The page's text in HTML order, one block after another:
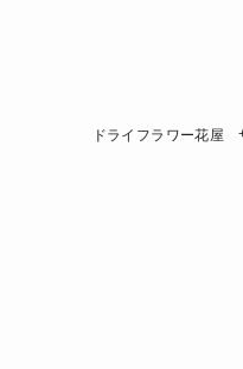
ドライフラワー花屋